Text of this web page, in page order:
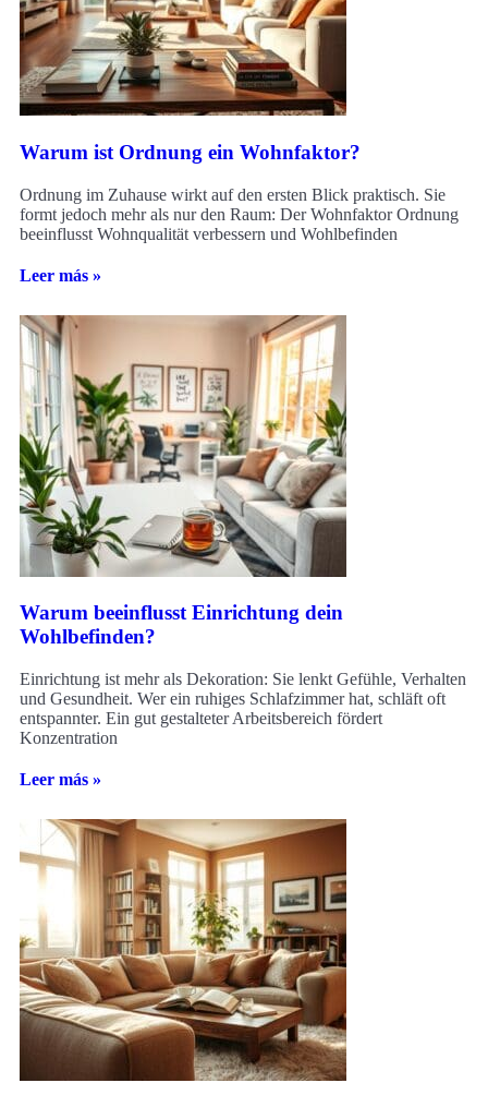
Warum ist Ordnung ein Wohnfaktor?
Ordnung im Zuhause wirkt auf den ersten Blick praktisch. Sie
formt jedoch mehr als nur den Raum: Der Wohnfaktor Ordnung
beeinflusst Wohnqualität verbessern und Wohlbefinden
Leer más »
Warum beeinflusst Einrichtung dein
Wohlbefinden?
Einrichtung ist mehr als Dekoration: Sie lenkt Gefühle, Verhalten
und Gesundheit. Wer ein ruhiges Schlafzimmer hat, schläft oft
entspannter. Ein gut gestalteter Arbeitsbereich fördert
Konzentration
Leer más »